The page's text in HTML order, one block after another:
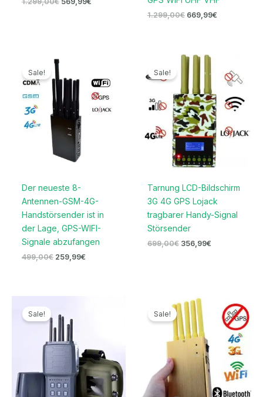
1.299,00€ 669,99€
Sale!
Der neueste 8-
Antennen-GSM-4G-
Handstörsender ist in
der Lage, GPS-WIFI-
Signale abzufangen
499,00€
Ursprünglicher
Preis
war:
499,00€
259,99€
ist:
259,99€.
Sale!
Tarnung LCD-Bildschirm
3G 4G GPS Lojack
tragbarer Handy-Signal
Störsender
699,00€
Ursprünglicher
Preis
war:
699,00€
356,99€
Aktueller
ist:
356,99€.
Sale!
war:
766,99€
Sale!
Ursprünglicher
Preis
war:
399,99€
Preis
189,99€.